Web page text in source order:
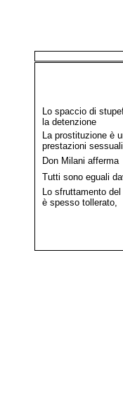
Lo spaccio di
la detenzione
La prostituzione è
prestazioni
Don Milani afferma
Tutti sono eguali
Lo sfruttamento
è spesso tollerato,